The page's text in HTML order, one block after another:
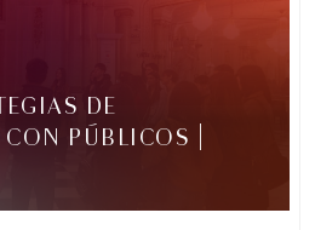
DE
PÚBLICOS |